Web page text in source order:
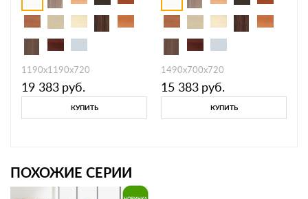
1190х1190х720
19 383 руб.
КУПИТЬ
1490х700х720
15 383 руб.
КУПИТЬ
ПОХОЖИЕ СЕРИИ